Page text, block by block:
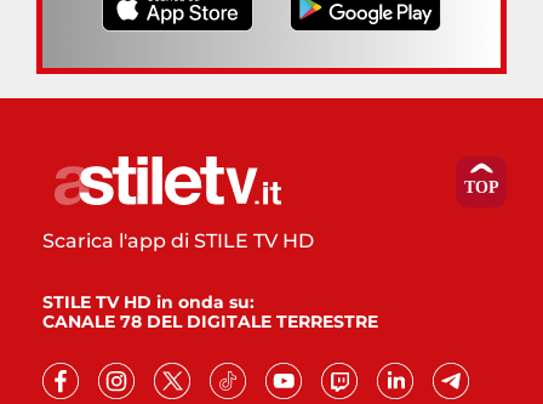
Scarica l'app di STILE TV HD
STILE TV HD in onda su:
CANALE 78 DEL DIGITALE TERRESTRE